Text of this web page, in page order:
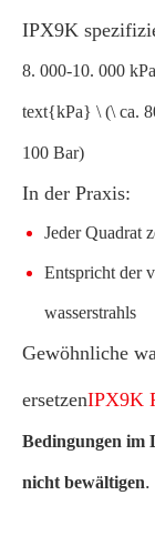
IPX9K
8. 000-10. 000
text{kPa} \ (\ ca.
100 Bar)
In der Praxis:
Jeder Quadrat
Entspricht der
wasserstrahls
Gewöhnliche
ersetzenIPX9K
Bedingungen im
nicht bewältigen.